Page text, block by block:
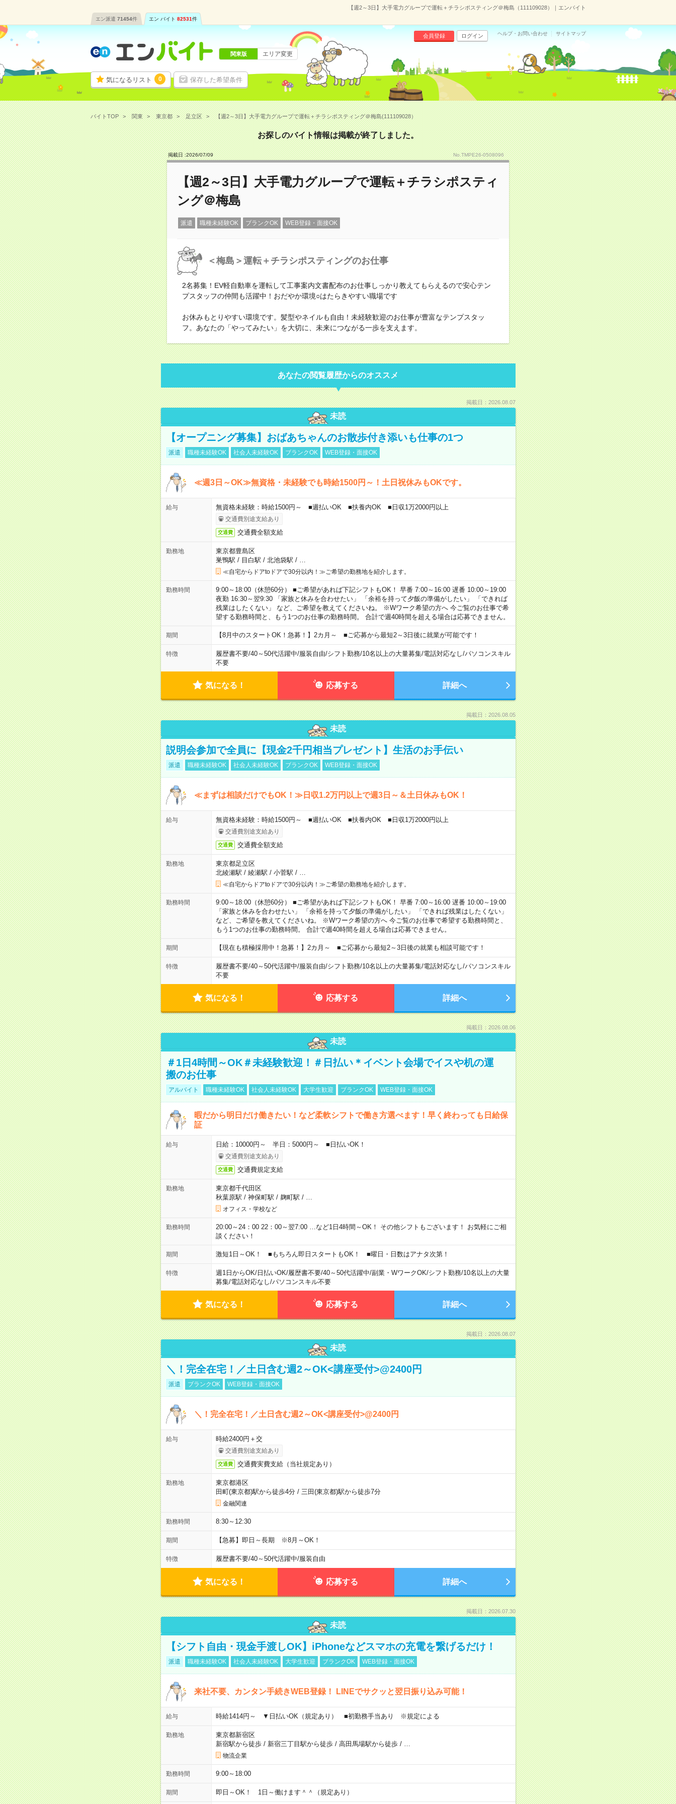
【週2～3日】大手電力グループで運転＋チラシポスティング＠梅島（111109028）｜エンバイト
エン派遣 71454件 エン バイト 82531件
気になるリスト 0 保存した希望条件
会員登録 ログイン ヘルプ・お問い合わせ サイトマップ
関東版 エリア変更
バイトTOP 関東 東京都 足立区 【週2～3日】大手電力グループで運転＋チラシポスティング＠梅島(111109028）
お探しのバイト情報は掲載が終了しました。
掲載日 :2026/07/09 No.TMPE26-0508096
【週2～3日】大手電力グループで運転＋チラシポスティ
ング＠梅島
派遣 職種未経験OK ブランクOK WEB登録・面接OK
＜梅島＞運転＋チラシポスティングのお仕事
2名募集！EV軽自動車を運転して工事案内文書配布のお仕事しっかり教えてもらえるので安心テン
プスタッフの仲間も活躍中！おだやか環境○はたらきやすい職場です
お休みもとりやすい環境です。髪型やネイルも自由！未経験歓迎のお仕事が豊富なテンプスタッ
フ。あなたの「やってみたい」を大切に、未来につながる一歩を支えます。
あなたの閲覧履歴からのオススメ
掲載日：2026.08.07
未読
【オープニング募集】おばあちゃんのお散歩付き添いも仕事の1つ
派遣 職種未経験OK 社会人未経験OK ブランクOK WEB登録・面接OK
≪週3日～OK≫無資格・未経験でも時給1500円～！土日祝休みもOKです。
給与 無資格未経験：時給1500円～ ■週払いOK ■扶養内OK ■日収1万2000円以上
交通費別途支給あり
交通費 交通費全額支給
勤務地
東京都豊島区
巣鴨駅 / 目白駅 / 北池袋駅 /
≪自宅からドアtoドアで30分以内！≫ご希望の勤務地を紹介します。
勤務時間
9:00～18:00（休憩60分） ■ご希望があれば下記シフトもOK！ 早番 7:00～16:00 遅番 10:00～19:00
夜勤 16:30～翌9:30 「家族と休みを合わせたい」 「余裕を持って夕飯の準備がしたい」 「できれば
残業はしたくない」 など、ご希望を教えてくださいね。 ※Wワーク希望の方へ 今ご覧のお仕事で希
望する勤務時間と、もう1つのお仕事の勤務時間。 合計で週40時間を超える場合は応募できません。
期間 【8月中のスタートOK！急募！】2カ月～ ■ご応募から最短2～3日後に就業が可能です！
特徴 履歴書不要/40～50代活躍中/服装自由/シフト勤務/10名以上の大量募集/電話対応なし/パソコンスキル
不要
気になる！ 応募する 詳細へ
掲載日：2026.08.05
未読
説明会参加で全員に【現金2千円相当プレゼント】生活のお手伝い
派遣 職種未経験OK 社会人未経験OK ブランクOK WEB登録・面接OK
≪まずは相談だけでもOK！≫日収1.2万円以上で週3日～＆土日休みもOK！
給与 無資格未経験：時給1500円～ ■週払いOK ■扶養内OK ■日収1万2000円以上
交通費別途支給あり
交通費 交通費全額支給
勤務地
東京都足立区
北綾瀬駅 / 綾瀬駅 / 小菅駅 /
≪自宅からドアtoドアで30分以内！≫ご希望の勤務地を紹介します。
勤務時間
9:00～18:00（休憩60分） ■ご希望があれば下記シフトもOK！ 早番 7:00～16:00 遅番 10:00～19:00
「家族と休みを合わせたい」 「余裕を持って夕飯の準備がしたい」 「できれば残業はしたくない」
など、ご希望を教えてくださいね。 ※Wワーク希望の方へ 今ご覧のお仕事で希望する勤務時間と、
もう1つのお仕事の勤務時間。 合計で週40時間を超える場合は応募できません。
期間 【現在も積極採用中！急募！】2カ月～ ■ご応募から最短2～3日後の就業も相談可能です！
特徴 履歴書不要/40～50代活躍中/服装自由/シフト勤務/10名以上の大量募集/電話対応なし/パソコンスキル
不要
気になる！ 応募する 詳細へ
掲載日：2026.08.06
未読
＃1日4時間～OK＃未経験歓迎！＃日払い＊イベント会場でイスや机の運
搬のお仕事
アルバイト 職種未経験OK 社会人未経験OK 大学生歓迎 ブランクOK WEB登録・面接OK
暇だから明日だけ働きたい！など柔軟シフトで働き方選べます！早く終わっても日給保
証
給与 日給：10000円～ 半日：5000円～ ■日払いOK！
交通費別途支給あり
交通費 交通費規定支給
勤務地
東京都千代田区
秋葉原駅 / 神保町駅 / 麹町駅 /
オフィス・学校など
勤務時間
20:00～24：00 22：00～翌7:00 …など1日4時間～OK！ その他シフトもございます！ お気軽にご相
談ください！
期間 激短1日～OK！ ■もちろん即日スタートもOK！ ■曜日・日数はアナタ次第！
特徴 週1日からOK/日払いOK/履歴書不要/40～50代活躍中/副業・WワークOK/シフト勤務/10名以上の大量
募集/電話対応なし/パソコンスキル不要
気になる！ 応募する 詳細へ
掲載日：2026.08.07
未読
＼！完全在宅！／土日含む週2～OK<講座受付>@2400円
派遣 ブランクOK WEB登録・面接OK
＼！完全在宅！／土日含む週2～OK<講座受付>@2400円
給与 時給2400円＋交
交通費別途支給あり
交通費 交通費実費支給（当社規定あり）
勤務地
東京都港区
田町(東京都)駅から徒歩4分/ 三田(東京都)駅から徒歩7分
金融関連
勤務時間 8:30～12:30
期間 【急募】即日～長期 ※8月～OK！
特徴 履歴書不要/40～50代活躍中/服装自由
気になる！ 応募する 詳細へ
掲載日：2026.07.30
未読
【シフト自由・現金手渡しOK】iPhoneなどスマホの充電を繋げるだけ！
派遣 職種未経験OK 社会人未経験OK 大学生歓迎 ブランクOK WEB登録・面接OK
来社不要、カンタン手続きWEB登録！ LINEでサクッと翌日振り込み可能！
給与 時給1414円～ ▼日払いOK（規定あり） ■初勤務手当あり ※規定による
勤務地
東京都新宿区
新宿駅から徒歩/ 新宿三丁目駅から徒歩/ 高田馬場駅から徒歩/
物流企業
勤務時間 9:00～18:00
期間 即日～OK！ 1日～働けます＾＾（規定あり）